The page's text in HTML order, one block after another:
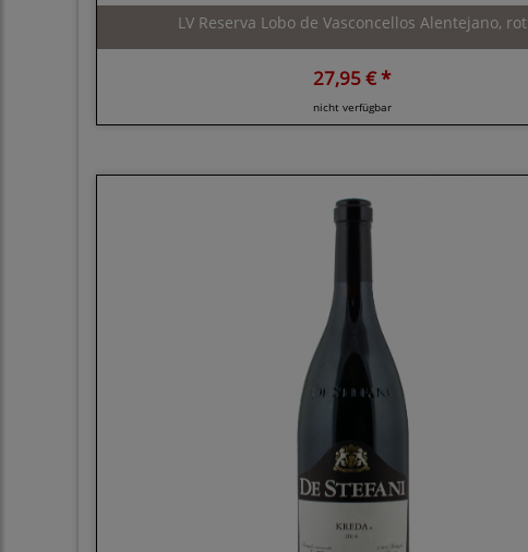
LV Reserva Lobo de Vasconcellos Alentejano, rot
27,95 € *
nicht verfügbar